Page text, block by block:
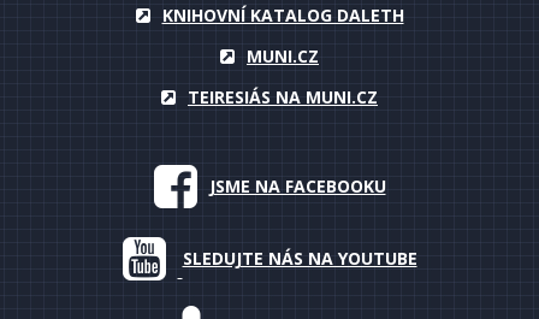
KNIHOVNÍ KATALOG DALETH
MUNI.CZ
TEIRESIÁS NA MUNI.CZ
JSME NA FACEBOOKU
SLEDUJTE NÁS NA YOUTUBE